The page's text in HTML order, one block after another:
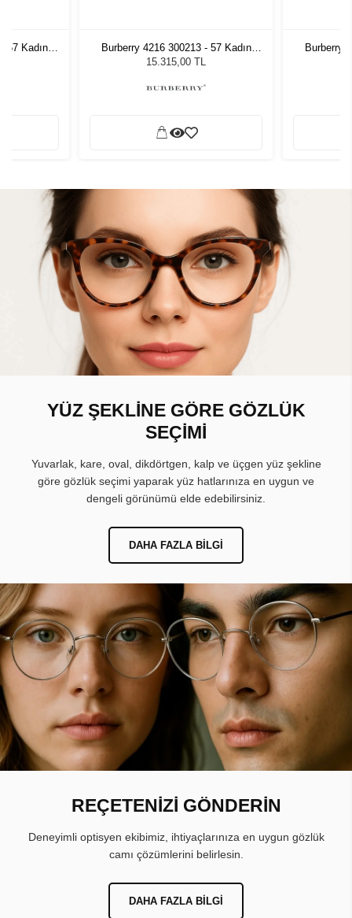
57 Kadın
Burberry 4216 300213 - 57 Kadın
Güneş Gözlüğü
15.315,00 TL
Burberry
YÜZ ŞEKLİNE GÖRE GÖZLÜK
SEÇİMİ
Yuvarlak, kare, oval, dikdörtgen, kalp ve üçgen yüz şekline
göre gözlük seçimi yaparak yüz hatlarınıza en uygun ve
dengeli görünümü elde edebilirsiniz.
DAHA FAZLA BILGI
REÇETENİZİ GÖNDERİN
Deneyimli optisyen ekibimiz, ihtiyaçlarınıza en uygun gözlük
camı çözümlerini belirlesin.
DAHA FAZLA BILGI